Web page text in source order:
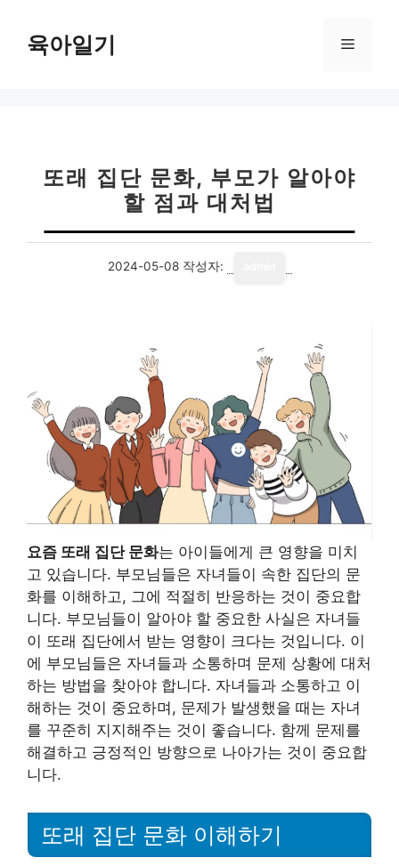
육아일기 메
또래 집단 문화, 부모가 알아야
할 점과 대처법
2024-05-08 작성자:
요즘 또래 집단 문화는 아이들에게 큰 영향을 미치
고 있습니다. 부모님들은 자녀들이 속한 집단의 문
화를 이해하고, 그에 적절히 반응하는 것이 중요합
니다. 부모님들이 알아야 할 중요한 사실은 자녀들
이 또래 집단에서 받는 영향이 크다는 것입니다. 이
에 부모님들은 자녀들과 소통하며 문제 상황에 대처
하는 방법을 찾아야 합니다. 자녀들과 소통하고 이
해하는 것이 중요하며, 문제가 발생했을 때는 자녀
를 꾸준히 지지해주는 것이 좋습니다. 함께 문제를
해결하고 긍정적인 방향으로 나아가는 것이 중요합
니다.
또래 집단 문화 이해하기